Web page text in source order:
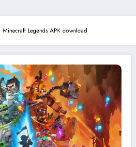
Minecraft Legends APK download